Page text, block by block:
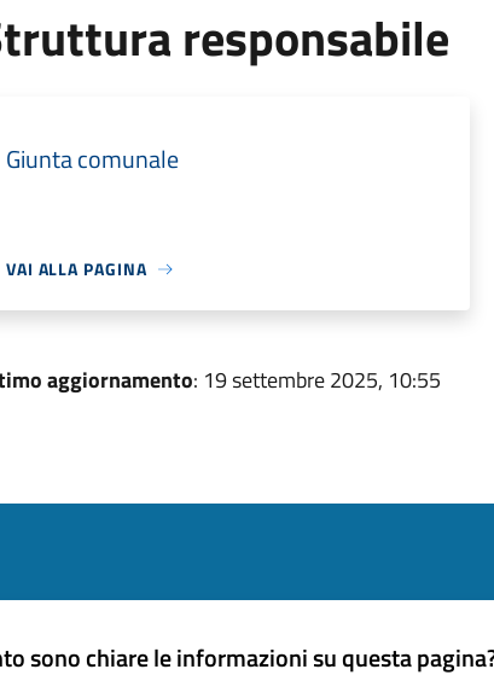
responsabile
Giunta comunale
VAI ALLA PAGINA
aggiornamento: 19 settembre 2025, 10:55
sono chiare le informazioni su questa